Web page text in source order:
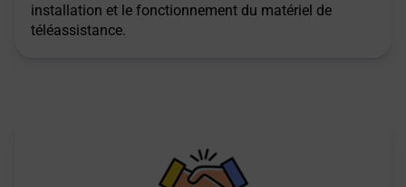
installation et le fonctionnement du matériel de
téléassistance.